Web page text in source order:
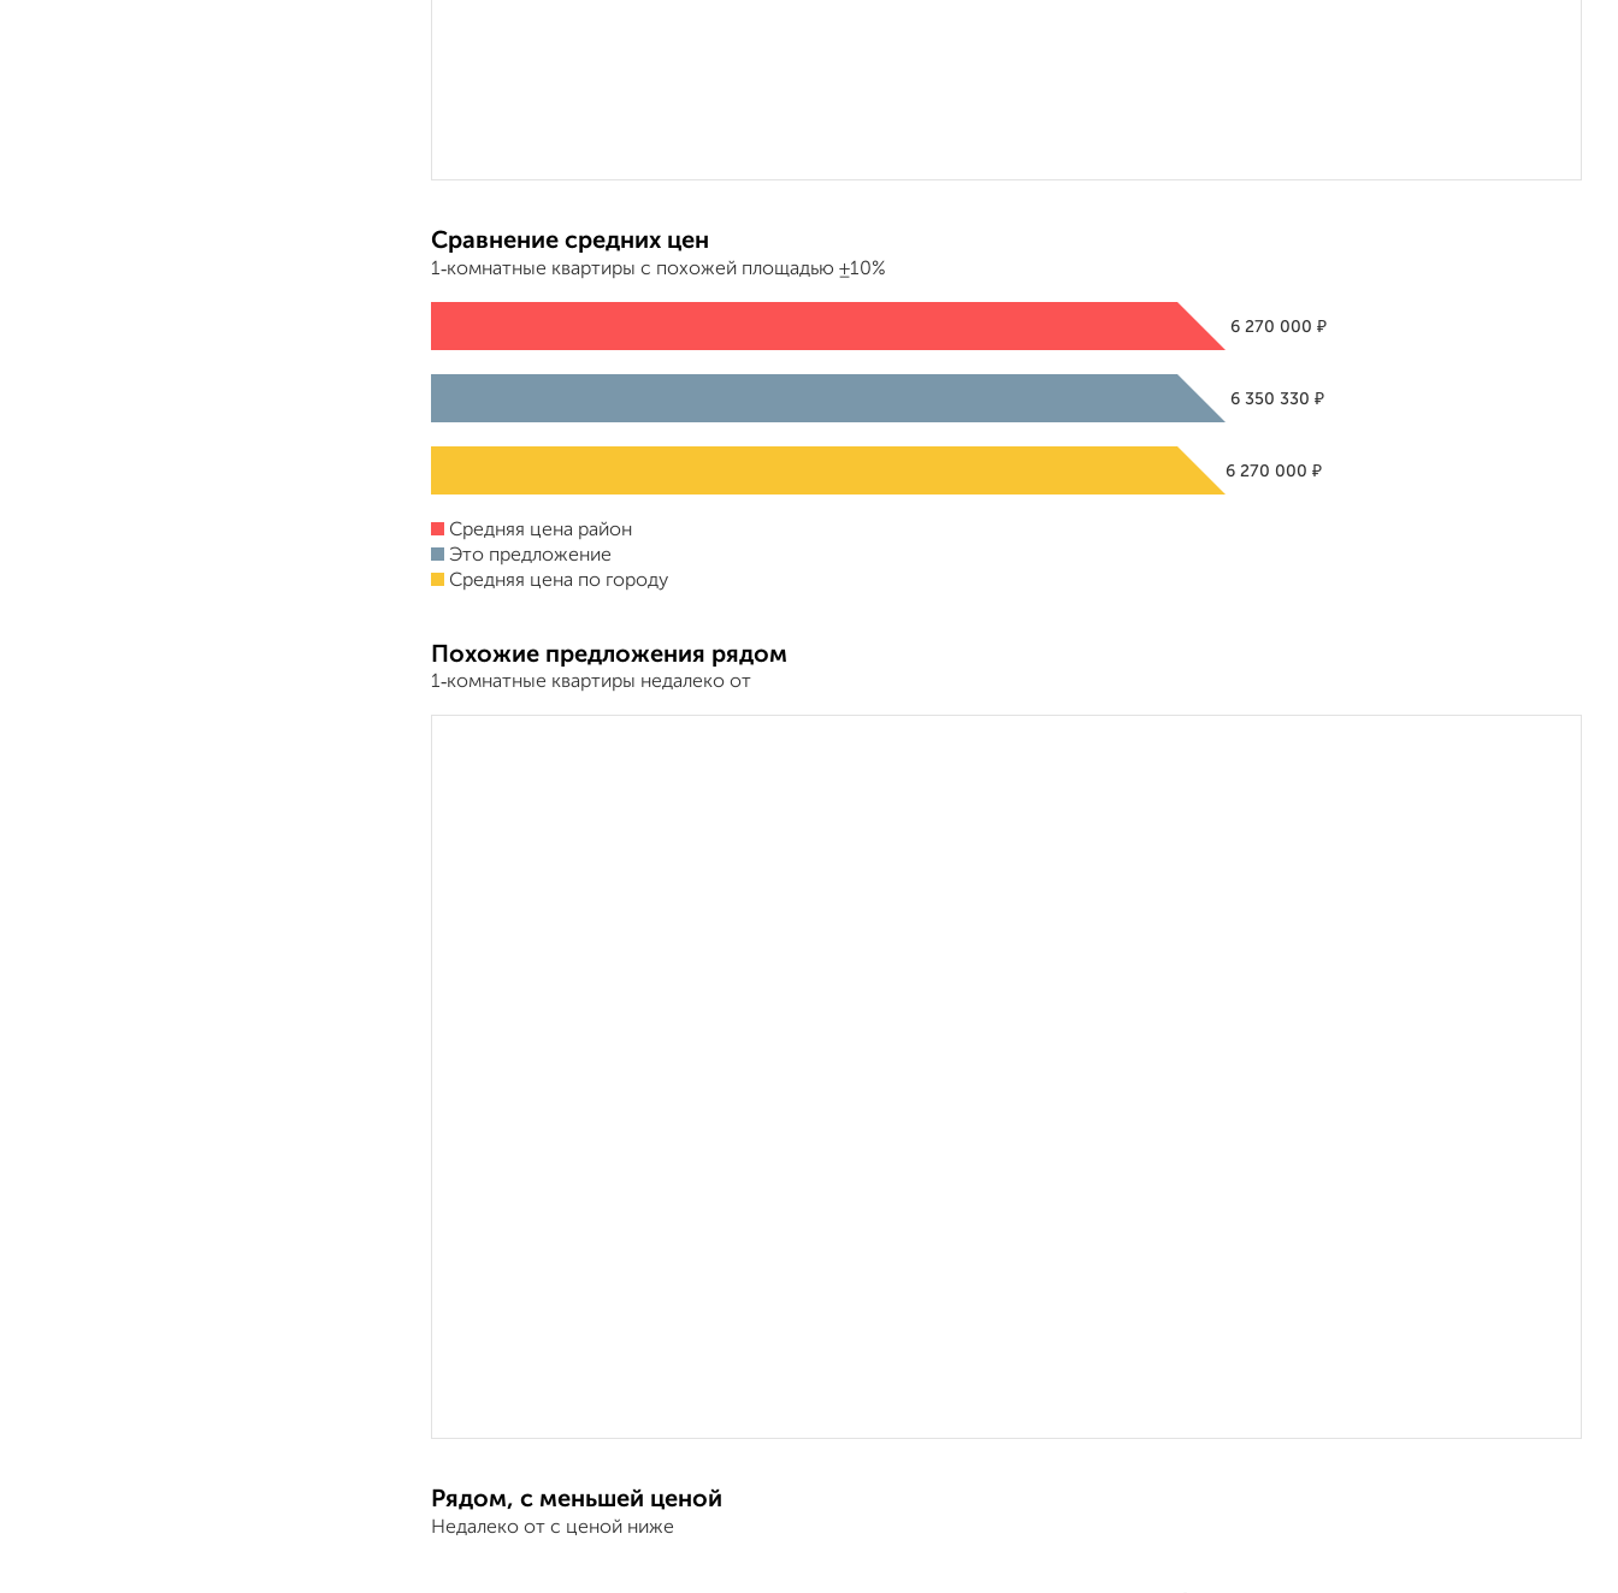
Сравнение средних цен
1‑комнатные квартиры с похожей площадью ±10%
6 270 000₽
6 350 330₽
6 270 000₽
Средняя цена район
Это предложение
Средняя цена по городу
Похожие предложения рядом
1‑комнатные квартиры недалеко от
Рядом, с меньшей ценой
Недалеко от с ценой ниже